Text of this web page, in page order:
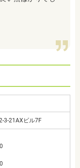
3-21AXビル7F